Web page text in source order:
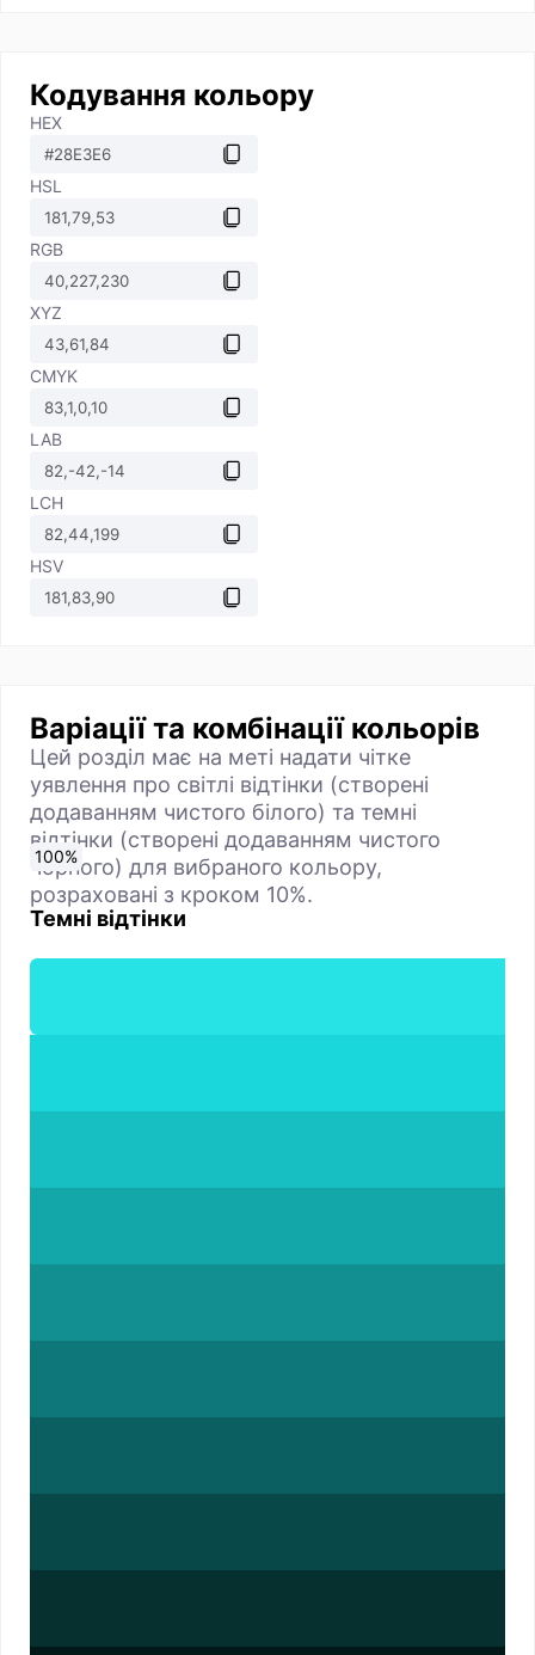
Кодування кольору
HEX
HSL
RGB
XYZ
CMYK
LAB
LCH
HSV
Варіації та комбінації кольорів
Цей розділ має на меті надати чітке
уявлення про світлі відтінки (створені
додаванням чистого білого) та темні
відтінки (створені додаванням чистого
чорного) для вибраного кольору,
розраховані з кроком 10%.
Темні відтінки
0%
10%
20%
30%
40%
50%
60%
70%
80%
90%
100%